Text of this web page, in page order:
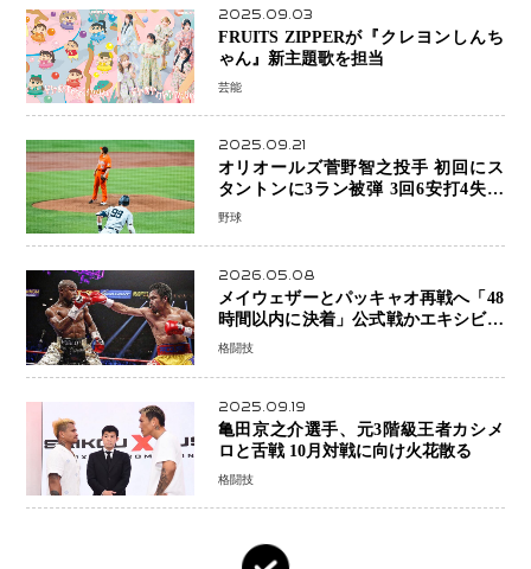
2025.09.03
FRUITS ZIPPERが『クレヨンしんち
ゃん』新主題歌を担当
芸能
2025.09.21
オリオールズ菅野智之投手 初回にス
タントンに3ラン被弾 3回6安打4失点
で降板
野球
2026.05.08
メイウェザーとパッキャオ再戦へ「48
時間以内に決着」公式戦かエキシビシ
ョンか混迷続く
格闘技
2025.09.19
亀田京之介選手、元3階級王者カシメ
格闘技